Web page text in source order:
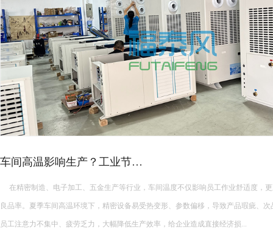
蒸发冷空调的降温效果如何？
蒸发冷空调降温效果显著，在干燥环境中效果更佳。一般情况下，一台设备可覆盖较
米，平均可降温 8-13 度，能快速缓解夏日高温。不过在空气湿度较高的湿润地区，
限制。...